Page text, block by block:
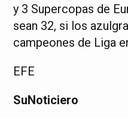
y 3 Supercopas de
sean 32, si los
campeones de Liga
EFE
SuNoticiero